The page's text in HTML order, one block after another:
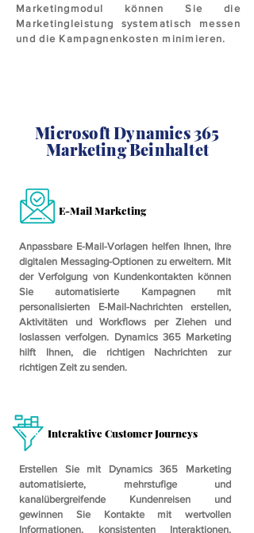
Marketingmodul können Sie die
Marketingleistung systematisch messen
und die Kampagnenkosten minimieren.
Microsoft Dynamics 365
Marketing Beinhaltet
E-Mail Marketing
Anpassbare E-Mail-Vorlagen helfen Ihnen, Ihre
digitalen Messaging-Optionen zu erweitern. Mit
der Verfolgung von Kundenkontakten können
Sie automatisierte Kampagnen mit
personalisierten E-Mail-Nachrichten erstellen,
Aktivitäten und Workflows per Ziehen und
loslassen verfolgen. Dynamics 365 Marketing
hilft Ihnen, die richtigen Nachrichten zur
richtigen Zeit zu senden.
Interaktive Customer Journeys
Erstellen Sie mit Dynamics 365 Marketing
automatisierte, mehrstufige und
kanalübergreifende Kundenreisen und
gewinnen Sie Kontakte mit wertvollen
Informationen, konsistenten Interaktionen,